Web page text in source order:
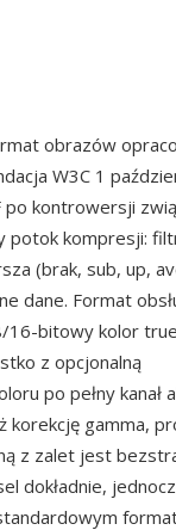
obrazów
W3C 1
kontrowersji
potok kompresji:
(brak, sub, up,
dane. Format
bitowy kolor
z opcjonalną
po pełny kanał
korekcję gamma,
z zalet jest
dokładnie,